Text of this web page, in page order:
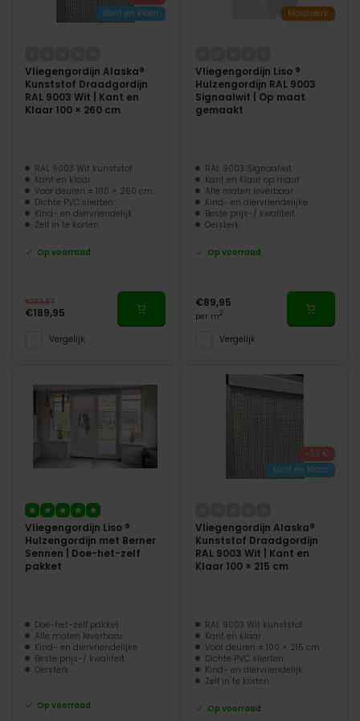
Kant en klaar
Vliegengordijn Alaska®
Kunststof Draadgordijn
RAL 9003 Wit | Kant en
Klaar 100 × 260 cm
RAL 9003 Wit kunststof
Kant en klaar
Voor deuren ± 100 × 260 cm
Dichte PVC slierten
Kind- en diervriendelijk
Zelf in te korten
Op voorraad
€233,87
€189,95
Vergelijk
Maatwerk
Vliegengordijn Liso ®
Hulzengordijn RAL 9003
Signaalwit | Op maat
gemaakt
RAL 9003 Signaalwit
Kant en Klaar op maat
Alle maten leverbaar
Kind- en diervriendelijke
Beste prijs-/ kwaliteit
Oersterk
Op voorraad
€89,95
per m2
Vergelijk
Vliegengordijn Liso ®
Hulzengordijn met Berner
Sennen | Doe-het-zelf
pakket
Doe-het-zelf pakket
Alle maten leverbaar
Kind- en diervriendelijke
Beste prijs-/ kwaliteit
Oersterk
Op voorraad
-33 €
Kant en klaar
Vliegengordijn Alaska®
Kunststof Draadgordijn
RAL 9003 Wit | Kant en
Klaar 100 × 215 cm
RAL 9003 Wit kunststof
Kant en klaar
Voor deuren ± 100 × 215 cm
Dichte PVC slierten
Kind- en diervriendelijk
Zelf in te korten
Op voorraad